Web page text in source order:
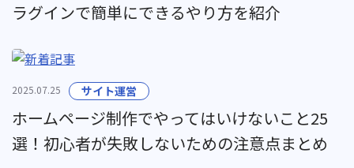
ラグインで簡単にできるやり方を紹介
2025.07.25 サイト運営
ホームページ制作でやってはいけないこと25
選！初心者が失敗しないための注意点まとめ